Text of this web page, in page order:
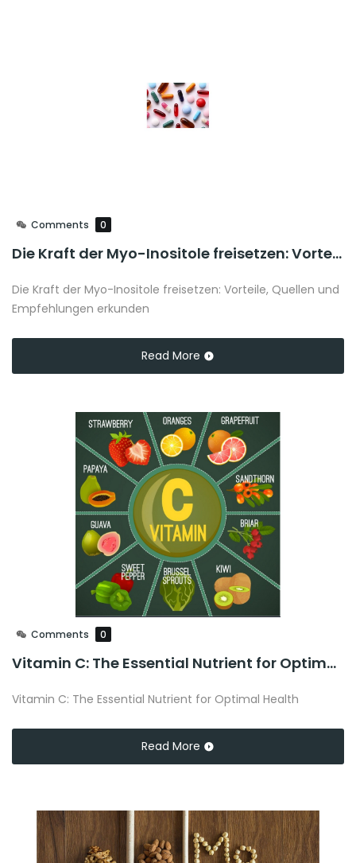
Comments 0
Die Kraft der Myo-Inositole freisetzen: Vorteile, Quellen und Empfehlungen erkunden
Die Kraft der Myo-Inositole freisetzen: Vorteile, Quellen und
Empfehlungen erkunden
Read More
Comments 0
Vitamin C: The Essential Nutrient for Optimal Health
Vitamin C: The Essential Nutrient for Optimal Health
Read More